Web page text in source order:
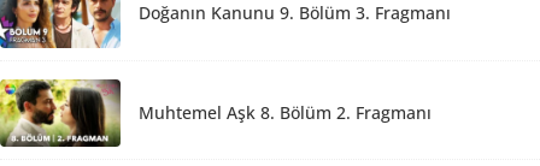
Doğanın Kanunu 9. Bölüm 3. Fragmanı
Muhtemel Aşk 8. Bölüm 2. Fragmanı